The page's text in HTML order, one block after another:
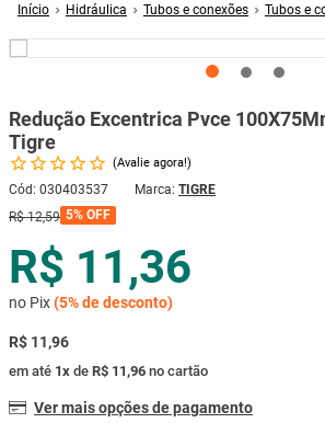
Hidráulica Tubos e conexões
Tubos e
Redução Excentrica Pvce
Tigre
Avalie agora!
Cód: 030403537
TIGRE
R$ 12,59 5% OFF
R$ 11,36
no Pix(5%de desconto)
R$ 11,96
em até 1x de R$ 11,96 no cartão
Ver mais opções de pagamento
2º porcelanato
5 º porta
6º vaso sanitário
7º tinta
8º cadeira
9 º mesa
º ar condicionado